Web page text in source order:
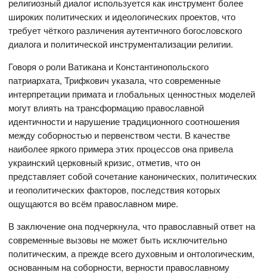
религиозный диалог используется как инструмент более
широких политических и идеологических проектов, что
требует чёткого различения аутентичного богословского
диалога и политической инструментализации религии.
Говоря о роли Ватикана и Константинопольского
патриархата, Трифкович указала, что современные
интерпретации примата и глобальных ценностных моделей
могут влиять на трансформацию православной
идентичности и нарушение традиционного соотношения
между соборностью и первенством чести. В качестве
наиболее яркого примера этих процессов она привела
украинский церковный кризис, отметив, что он
представляет собой сочетание канонических, политических
и геополитических факторов, последствия которых
ощущаются во всём православном мире.
В заключение она подчеркнула, что православный ответ на
современные вызовы не может быть исключительно
политическим, а прежде всего духовным и онтологическим,
основанным на соборности, верности православному